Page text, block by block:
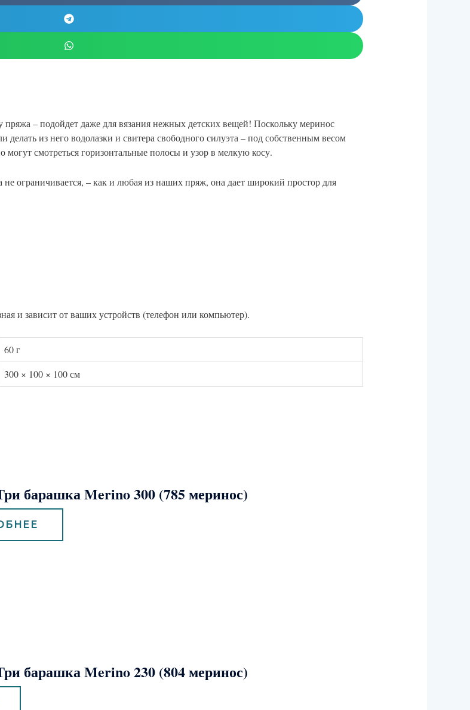
– подойдет даже для вязания нежных детских вещей! Поскольку меринос
из него водолазки и свитера свободного силуэта – под собственным весом
смотреться горизонтальные полосы и узор в мелкую косу.
ограничивается, – как и любая из наших пряж, она дает широкий простор для
и зависит от ваших устройств (телефон или компьютер).
60 г
300 × 100 × 100 см
барашка Merino 300 (785 меринос)
барашка Merino 230 (804 меринос)